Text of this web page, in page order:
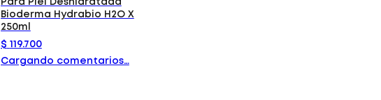
Para Piel Deshidratada
Bioderma Hydrabio H2O X
250ml
$ 119.700
Cargando comentarios…